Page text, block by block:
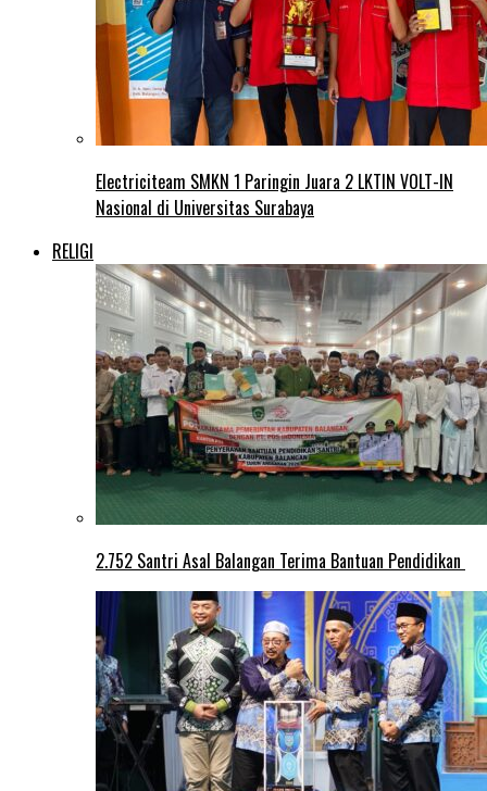
Electriciteam SMKN 1 Paringin Juara 2 LKTIN VOLT-IN
Nasional di Universitas Surabaya
RELIGI
2.752 Santri Asal Balangan Terima Bantuan Pendidikan